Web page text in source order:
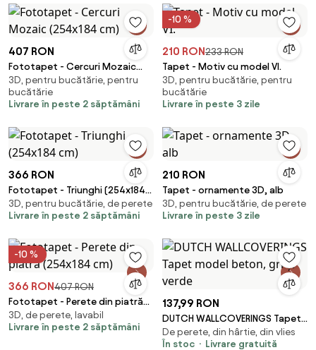
407 RON
Fototapet - Cercuri Mozaic
(254x184 cm)
3D, pentru bucătărie, pentru
bucătărie
Livrare în peste 2 săptămâni
-10 %
210 RON233 RON
Tapet - Motiv cu model VI.
3D, pentru bucătărie, pentru
bucătărie
Livrare în peste 3 zile
366 RON
Fototapet - Triunghi (254x184
cm)
3D, pentru bucătărie, de perete
Livrare în peste 2 săptămâni
210 RON
Tapet - ornamente 3D, alb
3D, pentru bucătărie, de perete
Livrare în peste 3 zile
-10 %
366 RON407 RON
Fototapet - Perete din piatră
(254x184 cm)
3D, de perete, lavabil
Livrare în peste 2 săptămâni
137,99 RON
DUTCH WALLCOVERINGS Tapet
model beton, gri și verde
De perete, din hârtie, din vlies
În stoc
Livrare gratuită